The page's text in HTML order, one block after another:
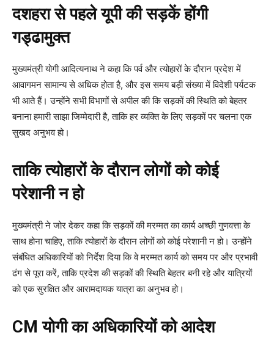
दशहरा से पहले यूपी की सड़कें होंगी
गड्ढामुक्त
मुख्यमंत्री योगी आदित्यनाथ ने कहा कि पर्व और त्योहारों के दौरान प्रदेश में
आवागमन सामान्य से अधिक होता है, और इस समय बड़ी संख्या में विदेशी पर्यटक
भी आते हैं। उन्होंने सभी विभागों से अपील की कि सड़कों की स्थिति को बेहतर
बनाना हमारी साझा जिम्मेदारी है, ताकि हर व्यक्ति के लिए सड़कों पर चलना एक
सुखद अनुभव हो।
ताकि त्योहारों के दौरान लोगों को कोई
परेशानी न हो
मुख्यमंत्री ने जोर देकर कहा कि सड़कों की मरम्मत का कार्य अच्छी गुणवत्ता के
साथ होना चाहिए, ताकि त्योहारों के दौरान लोगों को कोई परेशानी न हो। उन्होंने
संबंधित अधिकारियों को निर्देश दिया कि वे मरम्मत कार्य को समय पर और प्रभावी
ढंग से पूरा करें, ताकि प्रदेश की सड़कों की स्थिति बेहतर बनी रहे और यात्रियों
को एक सुरक्षित और आरामदायक यात्रा का अनुभव हो।
CM योगी का अधिकारियों को आदेश